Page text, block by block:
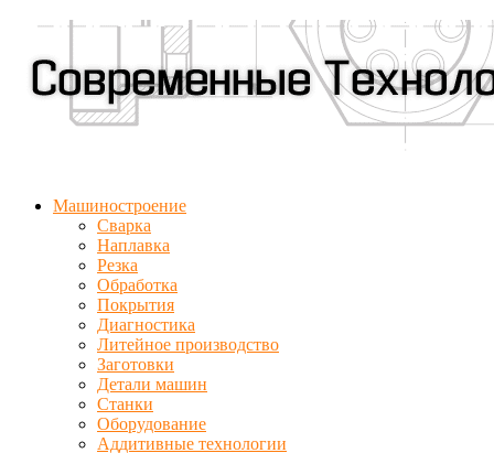
Машиностроение
Сварка
Наплавка
Резка
Обработка
Покрытия
Диагностика
Литейное производство
Заготовки
Детали машин
Станки
Оборудование
Аддитивные технологии